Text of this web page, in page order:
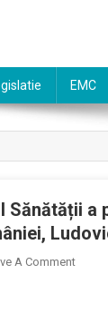
EMC
a
A CommentOn